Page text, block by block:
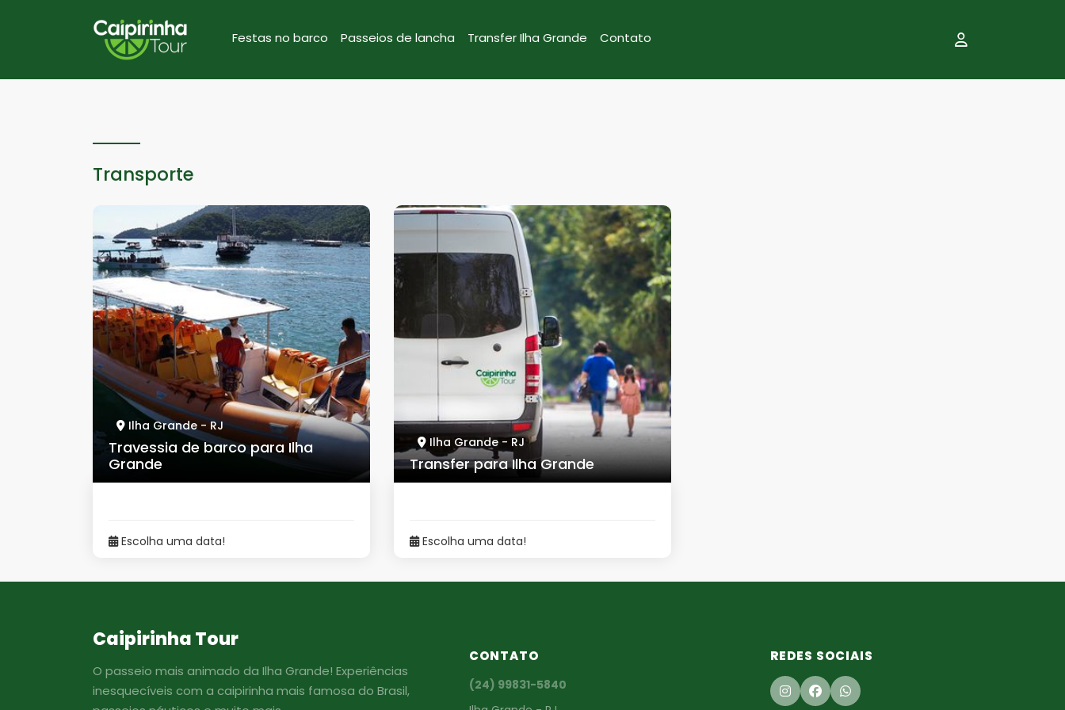
Festas no barco Passeios de lancha Transfer Ilha Grande Contato
Transporte
Ilha Grande - RJ
Travessia de barco para Ilha
Grande
Escolha uma data!
Ilha Grande - RJ
Transfer para Ilha Grande
Escolha uma data!
Caipirinha Tour
O passeio mais animado da Ilha Grande! Experiências
inesquecíveis com a caipirinha mais famosa do Brasil,
CONTATO
(24) 99831-5840
REDES SOCIAIS